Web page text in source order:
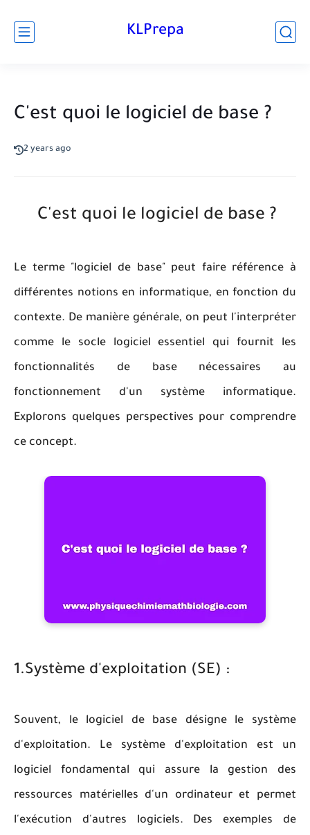
KLPrepa
C'est quoi le logiciel de base ?
2 years ago
C'est quoi le logiciel de base ?
Le terme "logiciel de base" peut faire référence à
différentes notions en informatique, en fonction du
contexte. De manière générale, on peut l'interpréter
comme le socle logiciel essentiel qui fournit les
fonctionnalités de base nécessaires au
fonctionnement d'un système informatique.
Explorons quelques perspectives pour comprendre
ce concept.
1.Système d'exploitation (SE) :
Souvent, le logiciel de base désigne le système
d'exploitation. Le système d'exploitation est un
logiciel fondamental qui assure la gestion des
ressources matérielles d'un ordinateur et permet
l'exécution d'autres logiciels. Des exemples de